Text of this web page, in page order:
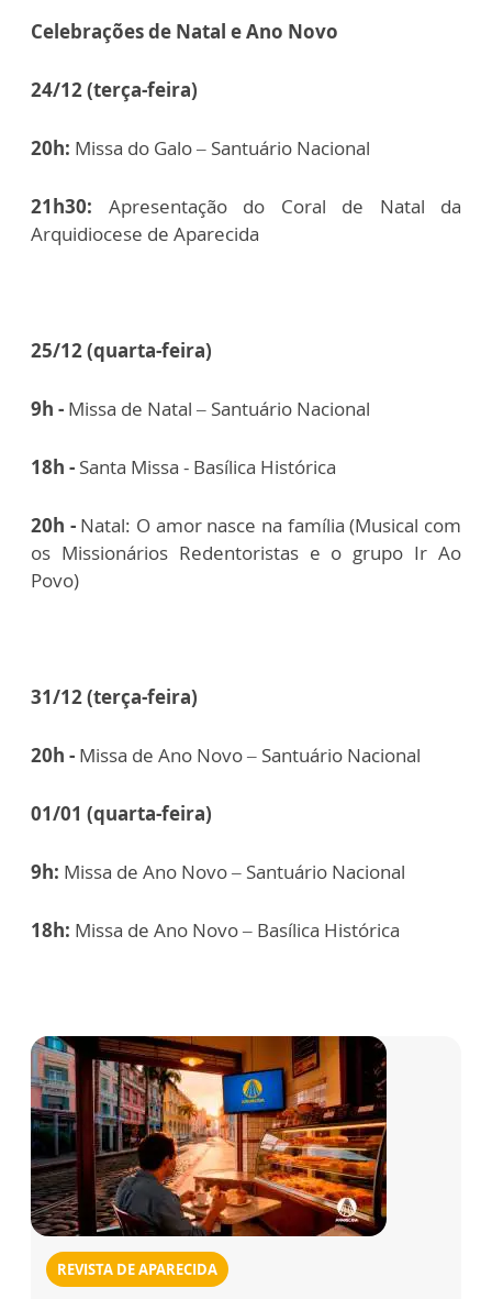
Celebrações de Natal e Ano Novo
24/12 (terça-feira)
20h: Missa do Galo – Santuário Nacional
21h30: Apresentação do Coral de Natal da
Arquidiocese de Aparecida
25/12 (quarta-feira)
9h - Missa de Natal – Santuário Nacional
18h - Santa Missa - Basílica Histórica
20h -Natal: O amor nasce na família (Musical com
os Missionários Redentoristas e o grupo Ir Ao
Povo)
31/12 (terça-feira)
20h - Missa de Ano Novo – Santuário Nacional
01/01 (quarta-feira)
9h: Missa de Ano Novo – Santuário Nacional
18h: Missa de Ano Novo – Basílica Histórica
REVISTA DE APARECIDA